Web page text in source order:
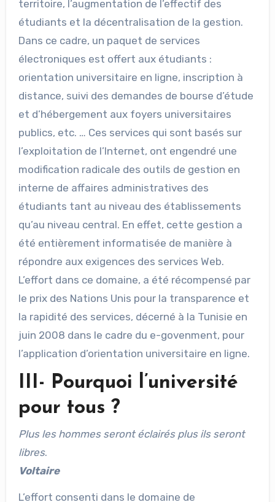
territoire, l’augmentation de l’effectif des
étudiants et la décentralisation de la gestion.
Dans ce cadre, un paquet de services
électroniques est offert aux étudiants :
orientation universitaire en ligne, inscription à
distance, suivi des demandes de bourse d’étude
et d’hébergement aux foyers universitaires
publics, etc. … Ces services qui sont basés sur
l’exploitation de l’Internet, ont engendré une
modification radicale des outils de gestion en
interne de affaires administratives des
étudiants tant au niveau des établissements
qu’au niveau central. En effet, cette gestion a
été entièrement informatisée de manière à
répondre aux exigences des services Web.
L’effort dans ce domaine, a été récompensé par
le prix des Nations Unis pour la transparence et
la rapidité des services, décerné à la Tunisie en
juin 2008 dans le cadre du e-govenment, pour
l’application d’orientation universitaire en ligne.
III- Pourquoi l’université
pour tous ?
Plus les hommes seront éclairés plus ils seront
libres.
Voltaire
L’effort consenti dans le domaine de